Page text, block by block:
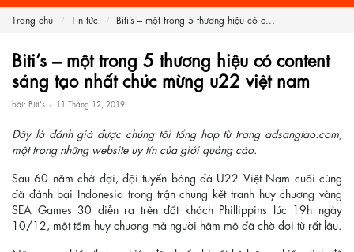
Trang chủ Tin tức Biti’s – một trong 5 thương hiệu có c...
Biti’s – một trong 5 thương hiệu có content
sáng tạo nhất chúc mừng u22 việt nam
bởi: Biti's 11 Tháng 12, 2019
Đây là đánh giá được chúng tôi tổng hợp từ trang adsangtao.com,
một trong những website uy tín của giới quảng cáo.
Sau 60 năm chờ đợi, đội tuyển bóng đá U22 Việt Nam cuối cùng
đã đánh bại Indonesia trong trận chung kết tranh huy chương vàng
SEA Games 30 diễn ra trên đất khách Phillippins lúc 19h ngày
10/12, một tấm huy chương mà người hâm mộ đã chờ đợi từ rất lâu.